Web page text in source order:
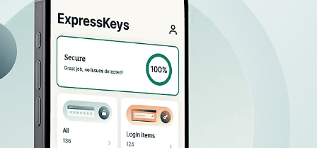
ำหรับผู้
ภคราย
ที่ขับ
อนโดย
eSIM
eSIM ฟรีใน
ประเทศทั่วโลก
ไฟร์วอลล์
และเครื่องมือ
macOS ที่
เคยได้รับ
รางวัลมา
แล้วและอีก
มากมาย